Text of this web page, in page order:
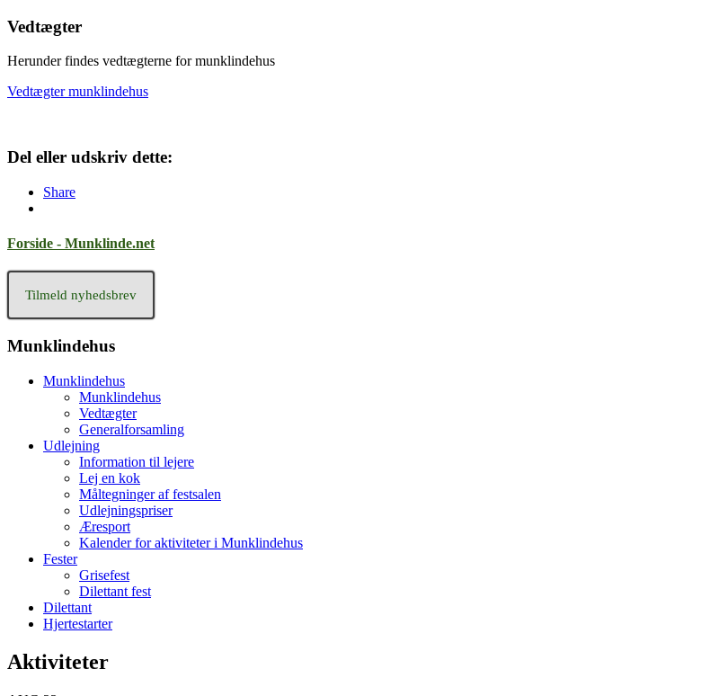
Vedtægter
Herunder findes vedtægterne for munklindehus
Vedtægter munklindehus
Del eller udskriv dette:
Share
Forside - Munklinde.net
Tilmeld nyhedsbrev
Munklindehus
Munklindehus
Munklindehus
Vedtægter
Generalforsamling
Udlejning
Information til lejere
Lej en kok
Måltegninger af festsalen
Udlejningspriser
Æresport
Kalender for aktiviteter i Munklindehus
Fester
Grisefest
Dilettant fest
Dilettant
Hjertestarter
Aktiviteter